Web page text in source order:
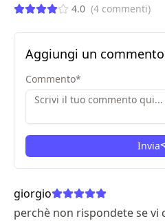
4.0 (4 commenti)
Aggiungi un commento
Commento*
Invia
giorgio
perchè non rispondete se vi